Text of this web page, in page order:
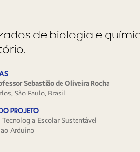
de biologia e
Sebastião de Oliveira Rocha
São Paulo, Brasil
PROJETO
Tecnologia Escolar Sustentável
Arduíno